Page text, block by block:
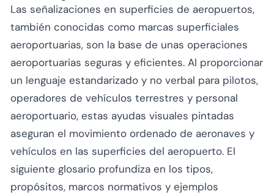
Las señalizaciones en superficies de aeropuertos,
también conocidas como marcas superficiales
aeroportuarias, son la base de unas operaciones
aeroportuarias seguras y eficientes. Al proporcionar
un lenguaje estandarizado y no verbal para pilotos,
operadores de vehículos terrestres y personal
aeroportuario, estas ayudas visuales pintadas
aseguran el movimiento ordenado de aeronaves y
vehículos en las superficies del aeropuerto. El
siguiente glosario profundiza en los tipos,
propósitos, marcos normativos y ejemplos